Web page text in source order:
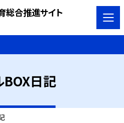
総合推進サイト
BOX日記